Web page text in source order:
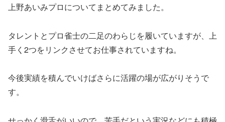
上野あいみプロについてまとめてみました。
タレントとプロ雀士の二足のわらじを履いていますが、上
手く2つをリンクさせてお仕事されていますね。
今後実績を積んでいけばさらに活躍の場が広がりそうで
す。